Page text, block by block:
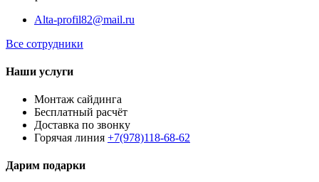
Alta-profil82@mail.ru
Все сотрудники
Наши услуги
Монтаж сайдинга
Бесплатный расчёт
Доставка по звонку
Горячая линия +7(978)118-68-62
Дарим подарки